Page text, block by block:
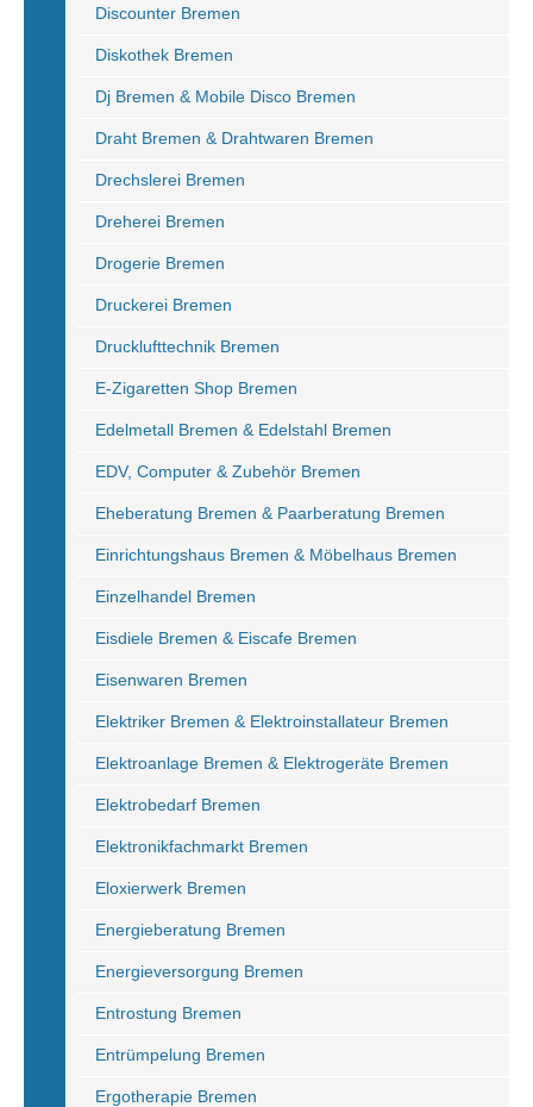
Discounter Bremen
Diskothek Bremen
Dj Bremen & Mobile Disco Bremen
Draht Bremen & Drahtwaren Bremen
Drechslerei Bremen
Dreherei Bremen
Drogerie Bremen
Druckerei Bremen
Drucklufttechnik Bremen
E-Zigaretten Shop Bremen
Edelmetall Bremen & Edelstahl Bremen
EDV, Computer & Zubehör Bremen
Eheberatung Bremen & Paarberatung Bremen
Einrichtungshaus Bremen & Möbelhaus Bremen
Einzelhandel Bremen
Eisdiele Bremen & Eiscafe Bremen
Eisenwaren Bremen
Elektriker Bremen & Elektroinstallateur Bremen
Elektroanlage Bremen & Elektrogeräte Bremen
Elektrobedarf Bremen
Elektronikfachmarkt Bremen
Eloxierwerk Bremen
Energieberatung Bremen
Energieversorgung Bremen
Entrostung Bremen
Entrümpelung Bremen
Ergotherapie Bremen